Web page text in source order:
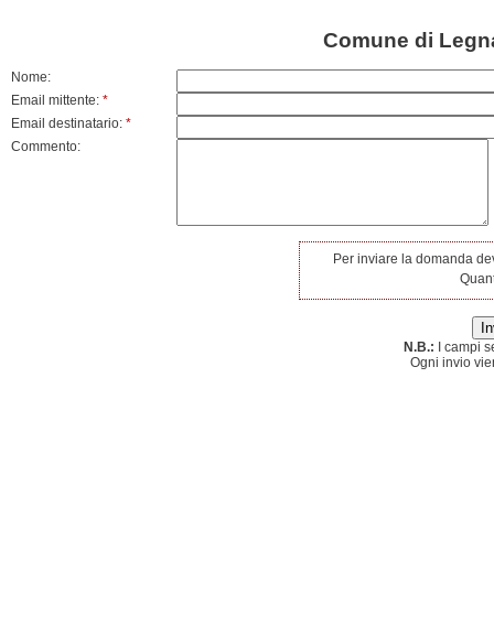
Comune di
Nome:
Email mittente: *
Email destinatario: *
Commento:
Per inviare la domanda
N.B.: I campi
Ogni invio